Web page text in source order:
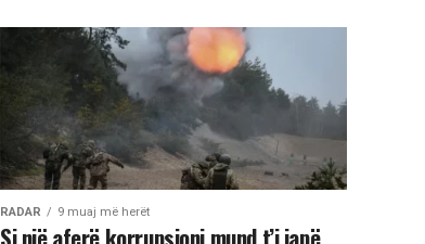
RADAR 9 muaj më herët
Si një aferë korrupsioni mund t’i japë